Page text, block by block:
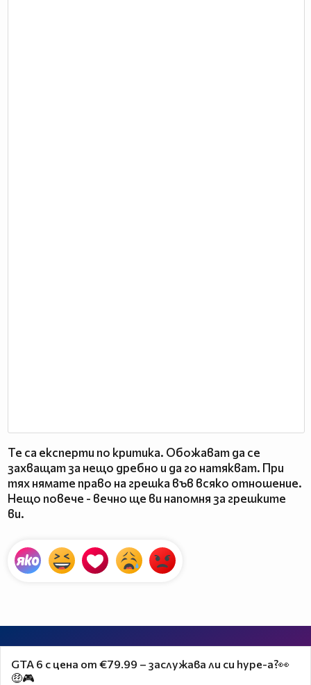
Те са експерти по критика. Обожават да се
захващат за нещо дребно и да го натякват. При
тях нямате право на грешка във всяко отношение.
Нещо повече - вечно ще ви напомня за грешките
ви.
GTA 6 с цена от €79.99 – заслужава ли си hype-а?👀
🤑🎮